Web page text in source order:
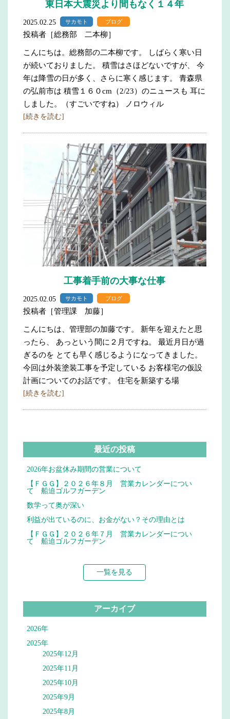
東日本大震災より間もなく１４年
2025.02.25 サカモト ブログ
投稿者［総務部 二本柳］
こんにちは。総務部の二本柳です。 しばらく寒い日
が続いておりました。 積雪はさほどないですが、 今
年は降雪の日が多く、さらに寒く感じます。 青森県
の弘前市は 積雪１６０cm（2/23）のニュースも 耳に
しました。（すごいですね） ノロウィル
[続きを読む]
工事着手前の大事な仕事
2025.02.05 サカモト ブログ
投稿者［管理課 加藤］
こんにちは、管理部の加藤です。 新年を迎えたと思
ったら、 あっという間に２月ですね。 最近月日が過
ぎるのを とても早く感じるようになってきました。
今回は外装塗装工事を予定している お客様宅の仮設
計画についてのお話です。 住宅を新築する場
[続きを読む]
最近の投稿
2026年お盆休み期間の営業について
【ＦＧＧ】２０２６年８月 営業カレンダーについ
て 船迫ゴルフガーデン
数学って奥が深い
利益が出ているのに、お金がない？その理由とは
【ＦＧＧ】２０２６年７月 営業カレンダーについ
て 船迫ゴルフガーデン
一覧を見る
アーカイブ
2026年
2025年
2025年12月
2025年11月
2025年10月
2025年9月
2025年8月